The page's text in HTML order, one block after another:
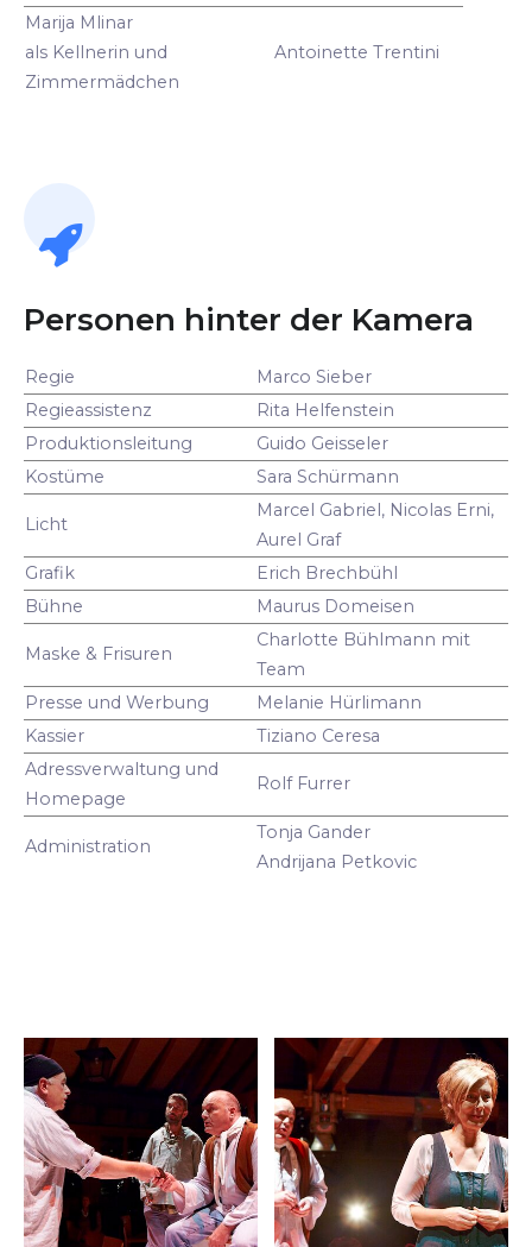
Marija Mlinar
als Kellnerin und
Zimmermädchen
Antoinette Trentini
Personen hinter der Kamera
Regie
Marco Sieber
Regieassistenz
Rita Helfenstein
Produktionsleitung
Guido Geisseler
Kostüme
Sara Schürmann
Licht
Marcel Gabriel, Nicolas Erni,
Aurel Graf
Grafik
Erich Brechbühl
Bühne
Maurus Domeisen
Maske & Frisuren
Charlotte Bühlmann mit
Team
Presse und Werbung
Melanie Hürlimann
Kassier
Tiziano Ceresa
Adressverwaltung und
Homepage
Rolf Furrer
Administration
Tonja Gander
Andrijana Petkovic